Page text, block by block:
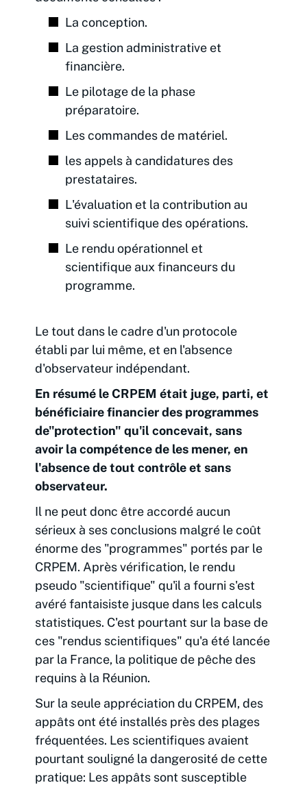
La conception.
La gestion administrative et
financière.
Le pilotage de la phase
préparatoire.
Les commandes de matériel.
les appels à candidatures des
prestataires.
L'évaluation et la contribution au
suivi scientifique des opérations.
Le rendu opérationnel et
scientifique aux financeurs du
programme.
Le tout dans le cadre d'un protocole
établi par lui même, et en l'absence
d'observateur indépendant.
En résumé le CRPEM était juge, parti, et
bénéficiaire financier des programmes
de"protection" qu'il concevait, sans
avoir la compétence de les mener, en
l'absence de tout contrôle et sans
observateur.
Il ne peut donc être accordé aucun
sérieux à ses conclusions malgré le coût
énorme des "programmes" portés par le
CRPEM. Après vérification, le rendu
pseudo "scientifique" qu'il a fourni s'est
avéré fantaisiste jusque dans les calculs
statistiques. C'est pourtant sur la base de
ces "rendus scientifiques" qu'a été lancée
par la France, la politique de pêche des
requins à la Réunion.
Sur la seule appréciation du CRPEM, des
appâts ont été installés près des plages
fréquentées. Les scientifiques avaient
pourtant souligné la dangerosité de cette
pratique: Les appâts sont susceptible